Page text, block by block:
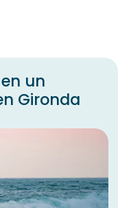
un
Gironda